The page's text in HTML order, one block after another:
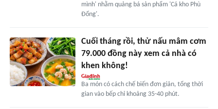
mình' nhằm quảng bá sản phẩm 'Cá kho Phù
Đổng'.
Cuối tháng rồi, thử nấu mâm cơm
79.000 đồng này xem cả nhà có
khen không!
Ba món có cách chế biến đơn giản, tổng thời
gian vào bếp chỉ khoảng 35-40 phút.